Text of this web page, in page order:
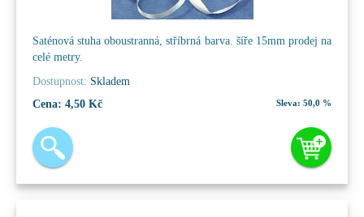
Saténová stuha oboustranná, stříbrná barva. šíře 15mm prodej na
celé metry.
Dostupnost: Skladem
Cena: 4,50 Kč Sleva: 50,0 %